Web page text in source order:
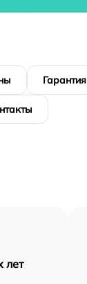
Гарантия
лет